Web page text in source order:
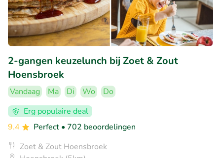
2-gangen keuzelunch bij Zoet & Zout
Hoensbroek
Vandaag Ma Di Wo
Do
Erg populaire deal
9.4
Perfect • 702 beoordelingen
Zoet & Zout Hoensbroek